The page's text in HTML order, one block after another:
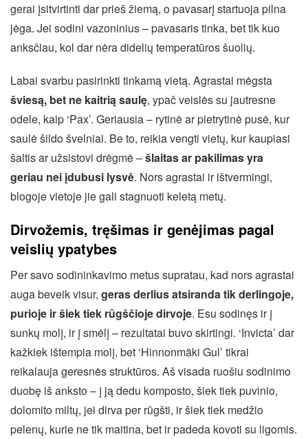
gerai įsitvirtinti dar prieš žiemą, o pavasarį startuoja pilna
jėga. Jei sodini vazoninius – pavasaris tinka, bet tik kuo
anksčiau, kol dar nėra didelių temperatūros šuolių.
Labai svarbu pasirinkti tinkamą vietą. Agrastai mėgsta
šviesą, bet ne kaitrią saulę, ypač veislės su jautresne
odele, kaip ‘Pax’. Geriausia – rytinė ar pietrytinė pusė, kur
saulė šildo švelniai. Be to, reikia vengti vietų, kur kaupiasi
šaltis ar užsistovi drėgmė –šlaitas ar pakilimas yra
geriau nei įdubusi lysvė. Nors agrastai ir ištvermingi,
blogoje vietoje jie gali stagnuoti keletą metų.
Dirvožemis, tręšimas ir genėjimas pagal
veislių ypatybes
Per savo sodininkavimo metus supratau, kad nors agrastai
auga beveik visur, geras derlius atsiranda tik derlingoje,
purioje ir šiek tiek rūgščioje dirvoje. Esu sodinęs ir į
sunkų molį, ir į smėlį – rezultatai buvo skirtingi. ‘Invicta’ dar
kažkiek ištempia molį, bet ‘Hinnonmäki Gul’ tikrai
reikalauja geresnės struktūros. Aš visada ruošiu sodinimo
duobę iš anksto – į ją dedu komposto, šiek tiek puvinio,
dolomito miltų, jei dirva per rūgšti, ir šiek tiek medžio
pelenų, kurie ne tik maitina, bet ir padeda kovoti su ligomis.